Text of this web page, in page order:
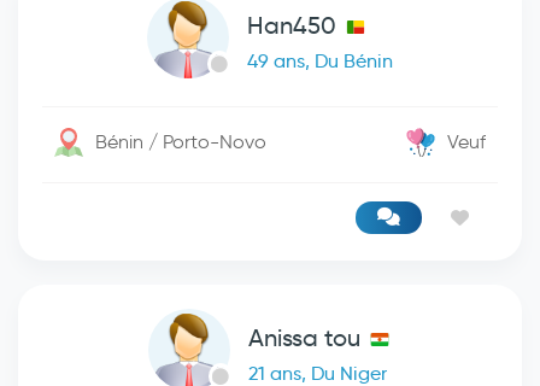
Han450
49 ans, Du Bénin
Bénin / Porto-Novo Veuf
Anissa tou
21 ans, Du Niger